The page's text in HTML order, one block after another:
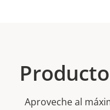
Aproveche al